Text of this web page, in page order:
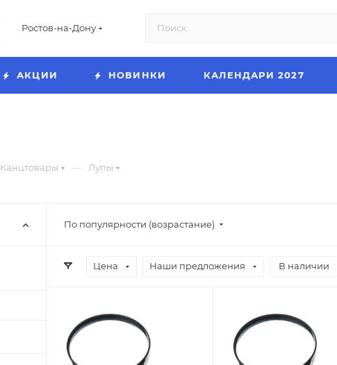
Ростов-на-Дону
АКЦИИ НОВИНКИ КАЛЕНДАРИ 2027
Канцтовары — Лупы
По популярности (возрастание)
Цена Наши предложения В наличии